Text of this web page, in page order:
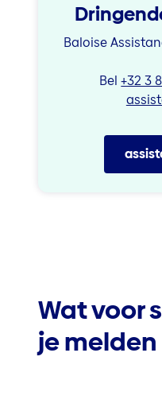
Baloise
Bel+32 3
Wat voor
je melden